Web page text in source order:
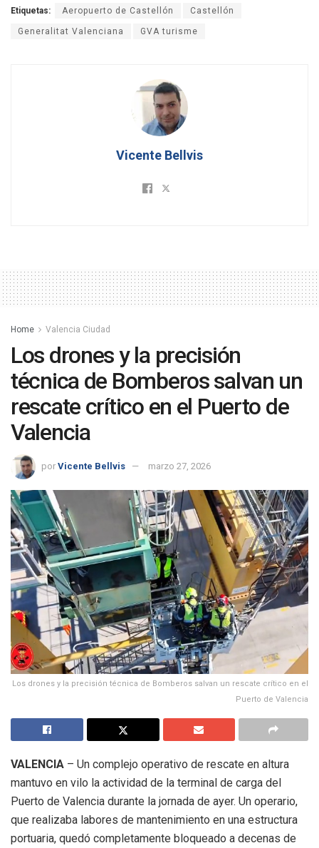
Etiquetas: Aeropuerto de Castellón Castellón
Generalitat Valenciana GVA turisme
Vicente Bellvis
Home Valencia Ciudad
Los drones y la precisión
técnica de Bomberos salvan un
rescate crítico en el Puerto de
Valencia
por Vicente Bellvis marzo 27, 2026
Los drones y la precisión técnica de Bomberos salvan un rescate crítico en el
Puerto de Valencia
VALENCIA – Un complejo operativo de rescate en altura
mantuvo en vilo la actividad de la terminal de carga del
Puerto de Valencia durante la jornada de ayer. Un operario,
que realizaba labores de mantenimiento en una estructura
portuaria, quedó completamente bloqueado a decenas de